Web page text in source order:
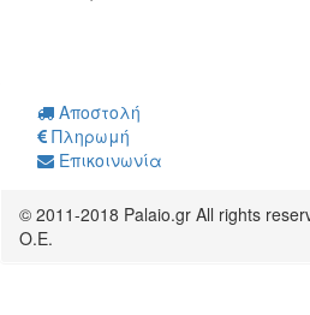
Αποστολή
Πληρωμή
Επικοινωνία
© 2011-2018 Palaio.gr All rights
O.E.